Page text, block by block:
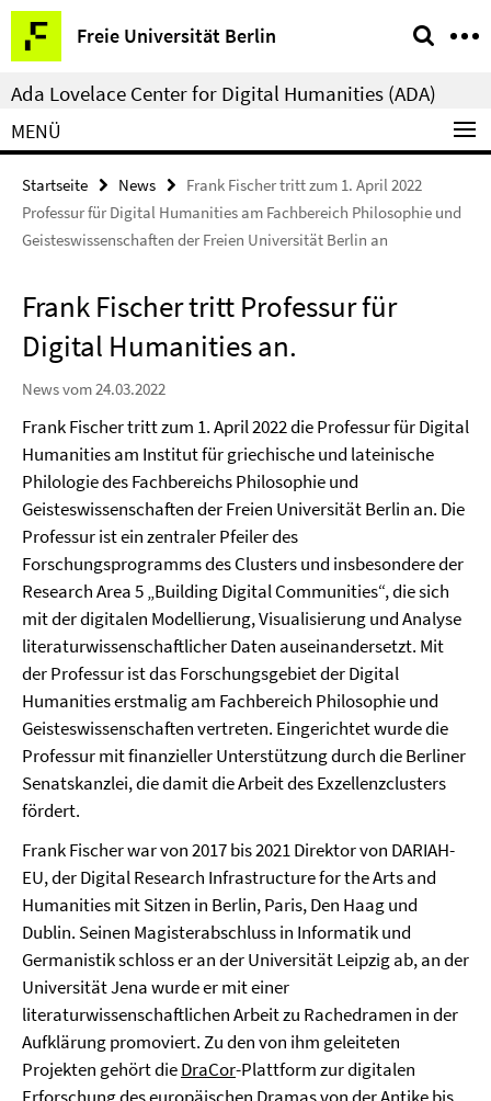
Springe
direkt
zu
Inhalt
Freie Universität Berlin
Service-
Navigation
Ada Lovelace Center for Digital Humanities (ADA)
MENÜ
Startseite News
Frank Fischer tritt zum 1. April 2022
Professur für Digital Humanities am Fachbereich Philosophie und
Geisteswissenschaften der Freien Universität Berlin an
Frank Fischer tritt Professur für
Digital Humanities an.
News vom 24.03.2022
Frank Fischer tritt zum 1. April 2022 die Professur für Digital
Humanities am Institut für griechische und lateinische
Philologie des Fachbereichs Philosophie und
Geisteswissenschaften der Freien Universität Berlin an. Die
Professur ist ein zentraler Pfeiler des
Forschungsprogramms des Clusters und insbesondere der
Research Area 5 „Building Digital Communities“, die sich
mit der digitalen Modellierung, Visualisierung und Analyse
literaturwissenschaftlicher Daten auseinandersetzt. Mit
der Professur ist das Forschungsgebiet der Digital
Humanities erstmalig am Fachbereich Philosophie und
Geisteswissenschaften vertreten. Eingerichtet wurde die
Professur mit finanzieller Unterstützung durch die Berliner
Senatskanzlei, die damit die Arbeit des Exzellenzclusters
fördert.
Frank Fischer war von 2017 bis 2021 Direktor von DARIAH-
EU, der Digital Research Infrastructure for the Arts and
Humanities mit Sitzen in Berlin, Paris, Den Haag und
Dublin. Seinen Magisterabschluss in Informatik und
Germanistik schloss er an der Universität Leipzig ab, an der
Universität Jena wurde er mit einer
literaturwissenschaftlichen Arbeit zu Rachedramen in der
Aufklärung promoviert. Zu den von ihm geleiteten
Projekten gehört dieDraCor-Plattform zur digitalen